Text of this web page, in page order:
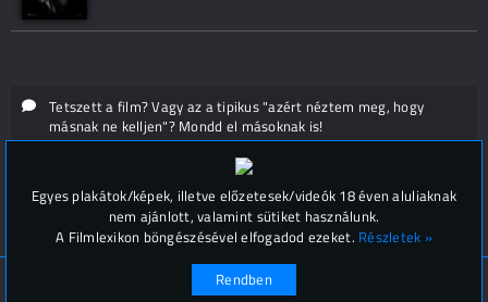
Tetszett a film? Vagy az a tipikus "azért néztem meg, hogy
másnak ne kelljen"? Mondd el másoknak is!
Hozzászólások (
© Filmlexikon 2019-2026
Kapcsolat, impresszum
Egyes plakátok/képek, illetve előzetesek/videók 18 éven aluliaknak
nem ajánlott, valamint sütiket használunk.
A Filmlexikon böngészésével elfogadod ezeket. Részletek »
Rendben